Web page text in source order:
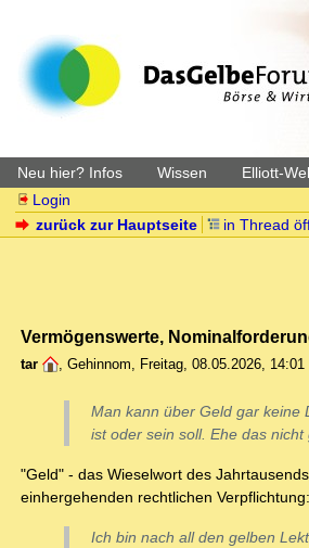
Neu hier? Infos Wissen Elliott-
Login
zurück zur Hauptseite
in Thread
Vermögenswerte,
tar , Gehinnom, Freitag, 08.05.2026, 14:01
Man kann über Geld gar keine
ist oder sein soll. Ehe das
"Geld" - das Wieselwort des
einhergehenden rechtlichen
Ich bin nach all den gelben